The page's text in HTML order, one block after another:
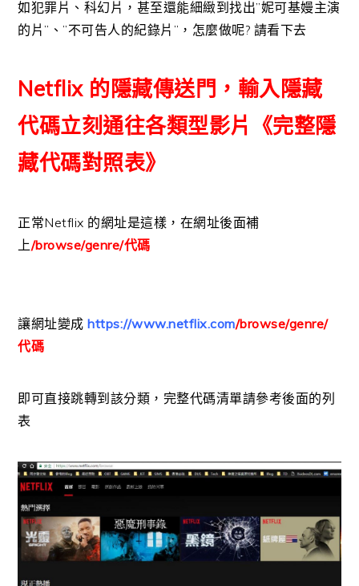
如犯罪片、科幻片，甚至還能細緻到找出”妮可基嫚主演
的片”、”不可告人的紀錄片”，怎麼做呢? 請看下去
Netflix 的隱藏傳送門，輸入隱藏
代碼立刻通往各類型影片《完整隱
藏代碼對照表》
正常Netflix 的網址是這樣，在網址後面補
上/browse/genre/代碼
讓網址變成https://www.netflix.com/browse/genre/
代碼
即可直接跳轉到該分類，完整代碼清單請參考後面的列
表